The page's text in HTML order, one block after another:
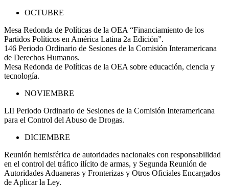
OCTUBRE
Mesa Redonda de Políticas de la OEA “Financiamiento de los
Partidos Políticos en América Latina 2a Edición”.
146 Periodo Ordinario de Sesiones de la Comisión Interamericana
de Derechos Humanos.
Mesa Redonda de Políticas de la OEA sobre educación, ciencia y
tecnología.
NOVIEMBRE
LII Periodo Ordinario de Sesiones de la Comisión Interamericana
para el Control del Abuso de Drogas.
DICIEMBRE
Reunión hemisférica de autoridades nacionales con responsabilidad
en el control del tráfico ilícito de armas, y Segunda Reunión de
Autoridades Aduaneras y Fronterizas y Otros Oficiales Encargados
de Aplicar la Ley.